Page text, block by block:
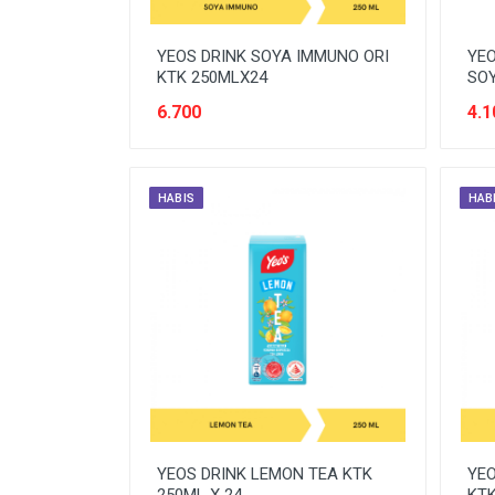
MINUMAN
MINUMAN RTD
MINYAK/COOKING OIL
PENGHARUM/FRESHENER
PERALATAN BAKING
PERALATAN DAPUR
PERALATAN ELEKTRONIK
PERALATAN KEBERSIHAN
YEOS DRINK SOYA IMMUNO ORI
KTK 250MLX24
6.700
HABIS
YEOS DRINK LEMON TEA KTK